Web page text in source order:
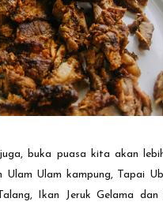
buka puasa kita akan
Ulam Ulam kampung, Tapai
Ikan Jeruk Gelama dan